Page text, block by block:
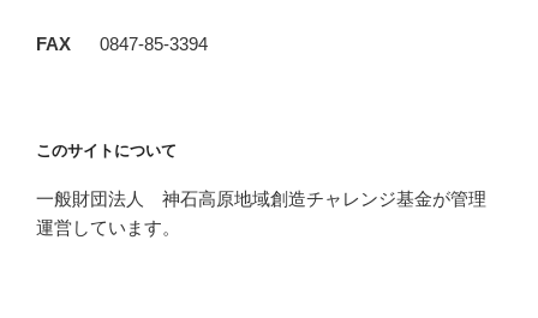
FAX 0847-85-3394
このサイトについて
一般財団法人 神石高原地域創造チャレンジ基金が管理
運営しています。